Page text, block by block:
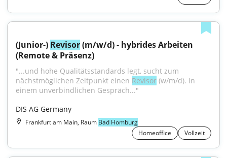
(Junior-) Revisor (m/w/d) - hybrides Arbeiten
(Remote & Präsenz)
"...und hohe Qualitätsstandards legt, sucht zum
nächstmöglichen Zeitpunkt einen Revisor (w/m/d). In
einem unverbindlichen Gespräch..."
DIS AG Germany
Frankfurt am Main, Raum Bad Homburg
Homeoffice
Vollzeit